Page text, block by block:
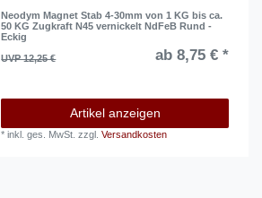
Neodym Magnet Stab 4-30mm von 1 KG bis ca.
50 KG Zugkraft N45 vernickelt NdFeB Rund -
Eckig
UVP 12,25 €
ab 8,75 € *
Artikel anzeigen
*inkl. ges. MwSt. zzgl.Versandkosten